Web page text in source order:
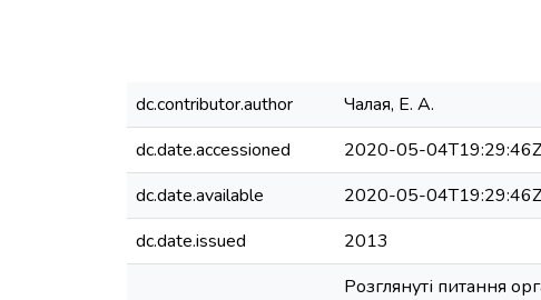
dc.contributor.author
Чалая, Е. А.
dc.date.accessioned
2020-05-04T19:29:46Z
dc.date.available
2020-05-04T19:29:46Z
dc.date.issued
2013
Розглянуті питання